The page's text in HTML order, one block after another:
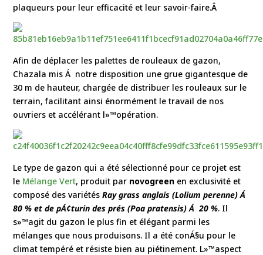
plaqueurs pour leur efficacité et leur savoir-faire.Â
Afin de déplacer les palettes de rouleaux de gazon,
Chazala mis Á notre disposition une grue gigantesque de
30 m de hauteur, chargée de distribuer les rouleaux sur le
terrain, facilitant ainsi énormément le travail de nos
ouvriers et accélérant l»™opération.
Le type de gazon qui a été sélectionné pour ce projet est
le Mélange Vert, produit par novogreen en exclusivité et
composé des variétésRay grass anglais (Lolium perenne) Á
80 % et de pÁ¢turin des prés (Poa pratensis) Á 20 %. Il
s»™agit du gazon le plus fin et élégant parmi les
mélanges que nous produisons. Il a été conÁ§u pour le
climat tempéré et résiste bien au piétinement. L»™aspect